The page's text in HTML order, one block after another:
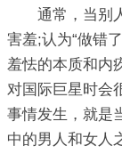
通常，当别
害羞;认为“做错
羞怯的本质和内
对国际巨星时会
事情发生，就是
中的男人和女人